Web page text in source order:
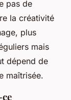
pas de
la créativité
plus
mais
dépend de
maîtrisée.